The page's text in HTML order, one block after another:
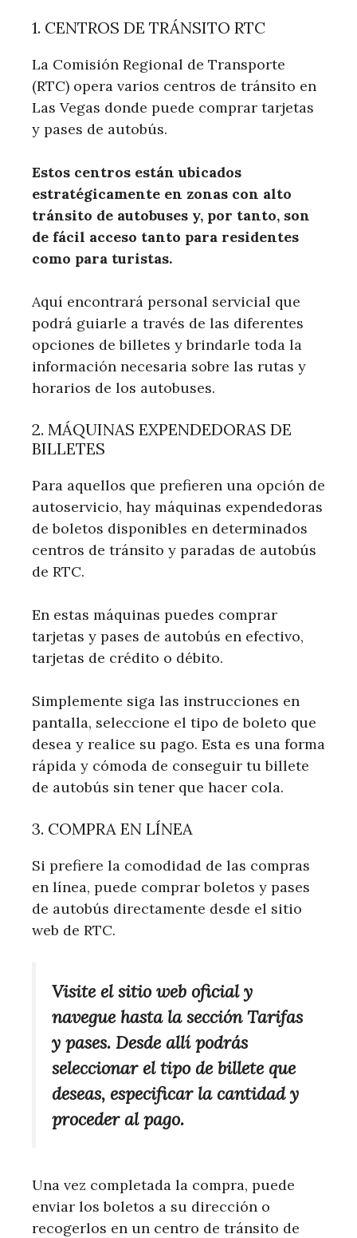
1. CENTROS DE TRÁNSITO RTC
La Comisión Regional de Transporte
(RTC) opera varios centros de tránsito en
Las Vegas donde puede comprar tarjetas
y pases de autobús.
Estos centros están ubicados
estratégicamente en zonas con alto
tránsito de autobuses y, por tanto, son
de fácil acceso tanto para residentes
como para turistas.
Aquí encontrará personal servicial que
podrá guiarle a través de las diferentes
opciones de billetes y brindarle toda la
información necesaria sobre las rutas y
horarios de los autobuses.
2. MÁQUINAS EXPENDEDORAS DE
BILLETES
Para aquellos que prefieren una opción de
autoservicio, hay máquinas expendedoras
de boletos disponibles en determinados
centros de tránsito y paradas de autobús
de RTC.
En estas máquinas puedes comprar
tarjetas y pases de autobús en efectivo,
tarjetas de crédito o débito.
Simplemente siga las instrucciones en
pantalla, seleccione el tipo de boleto que
desea y realice su pago. Esta es una forma
rápida y cómoda de conseguir tu billete
de autobús sin tener que hacer cola.
3. COMPRA EN LÍNEA
Si prefiere la comodidad de las compras
en línea, puede comprar boletos y pases
de autobús directamente desde el sitio
web de RTC.
Visite el sitio web oficial y
navegue hasta la sección Tarifas
y pases. Desde allí podrás
seleccionar el tipo de billete que
deseas, especificar la cantidad y
proceder al pago.
Una vez completada la compra, puede
enviar los boletos a su dirección o
recogerlos en un centro de tránsito de